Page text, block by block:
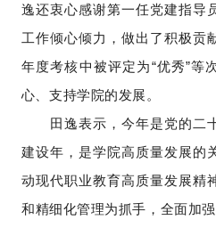
逸还衷心感谢第一任党建指导
工作倾心倾力，做出了积极贡
年度考核中被评定为“优秀”等
心、支持学院的发展。
田逸表示，今年是党的二
建设年，是学院高质量发展的
动现代职业教育高质量发展精
和精细化管理为抓手，全面加